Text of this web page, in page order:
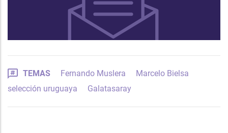
TEMAS Fernando Muslera
Marcelo Bielsa
selección uruguaya
Galatasaray